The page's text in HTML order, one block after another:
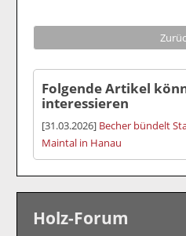
Folgende Artikel
interessieren
[31.03.2026] Becher bündelt
Maintal in Hanau
Holz-Forum